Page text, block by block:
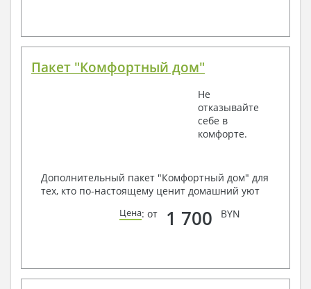
Пакет "Комфортный дом"
Не
отказывайте
себе в
комфорте.
Дополнительный пакет "Комфортный дом" для
тех, кто по-настоящему ценит домашний уют
Цена: от 1 700 BYN